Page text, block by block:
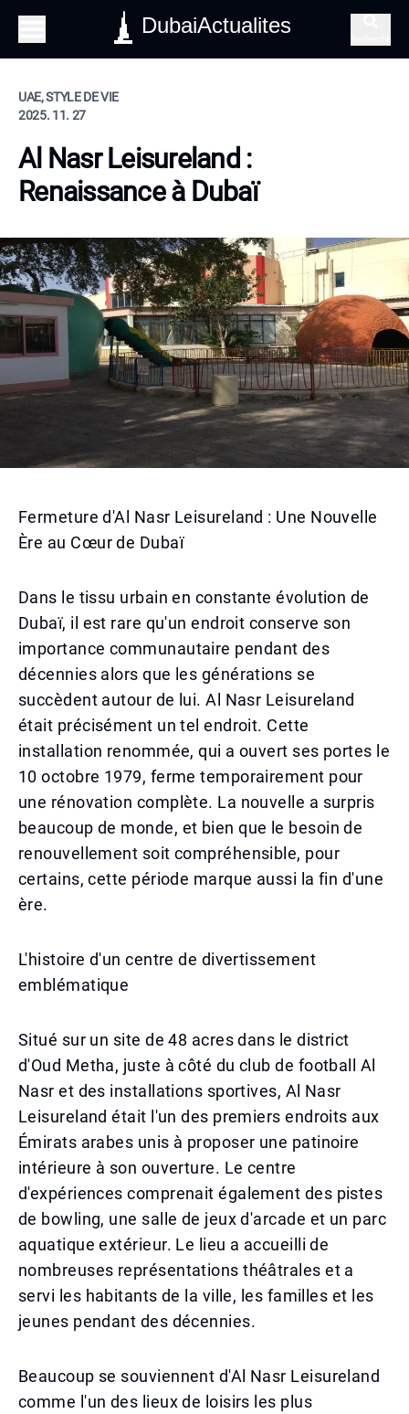
DubaiActualites
UAE, STYLE DE VIE
2025. 11. 27
Al Nasr Leisureland :
Renaissance à Dubaï
Fermeture d'Al Nasr Leisureland : Une Nouvelle
Ère au Cœur de Dubaï
Dans le tissu urbain en constante évolution de
Dubaï, il est rare qu'un endroit conserve son
importance communautaire pendant des
décennies alors que les générations se
succèdent autour de lui. Al Nasr Leisureland
était précisément un tel endroit. Cette
installation renommée, qui a ouvert ses portes le
10 octobre 1979, ferme temporairement pour
une rénovation complète. La nouvelle a surpris
beaucoup de monde, et bien que le besoin de
renouvellement soit compréhensible, pour
certains, cette période marque aussi la fin d'une
ère.
L'histoire d'un centre de divertissement
emblématique
Situé sur un site de 48 acres dans le district
d'Oud Metha, juste à côté du club de football Al
Nasr et des installations sportives, Al Nasr
Leisureland était l'un des premiers endroits aux
Émirats arabes unis à proposer une patinoire
intérieure à son ouverture. Le centre
d'expériences comprenait également des pistes
de bowling, une salle de jeux d'arcade et un parc
aquatique extérieur. Le lieu a accueilli de
nombreuses représentations théâtrales et a
servi les habitants de la ville, les familles et les
jeunes pendant des décennies.
Beaucoup se souviennent d'Al Nasr Leisureland
comme l'un des lieux de loisirs les plus